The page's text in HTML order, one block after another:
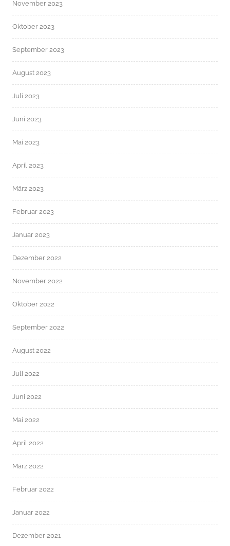
November 2023
Oktober 2023
September 2023
August 2023
Juli 2023
Juni 2023
Mai 2023
April 2023
März 2023
Februar 2023
Januar 2023
Dezember 2022
November 2022
Oktober 2022
September 2022
August 2022
Juli 2022
Juni 2022
Mai 2022
April 2022
März 2022
Februar 2022
Januar 2022
Dezember 2021